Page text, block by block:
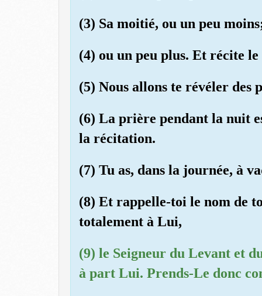
(3) Sa moitié, ou un peu
(4) ou un peu plus. Et récite
(5) Nous allons te révéler des
(6) La prière pendant la nuit
la récitation.
(7) Tu as, dans la journée, à
(8) Et rappelle-toi le nom de
totalement à Lui,
(9) le Seigneur du Levant et
à part Lui. Prends-Le donc